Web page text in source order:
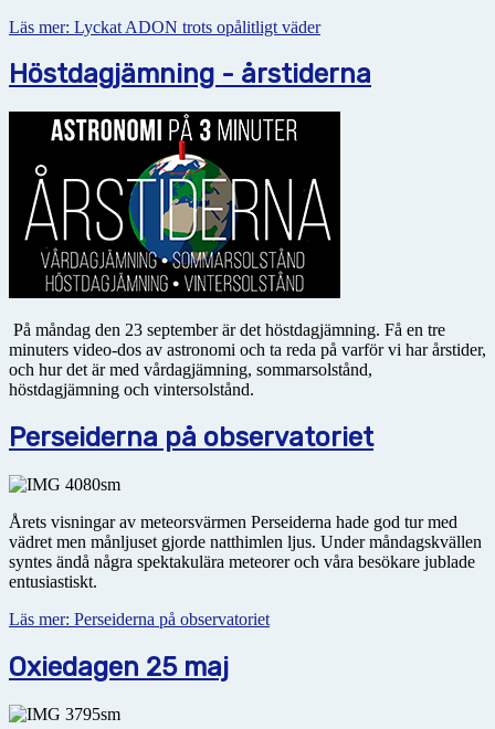
Läs mer: Lyckat ADON trots opålitligt väder
Höstdagjämning - årstiderna
På måndag den 23 september är det höstdagjämning. Få en tre
minuters video-dos av astronomi och ta reda på varför vi har årstider,
och hur det är med vårdagjämning, sommarsolstånd,
höstdagjämning och vintersolstånd.
Perseiderna på observatoriet
Årets visningar av meteorsvärmen Perseiderna hade god tur med
vädret men månljuset gjorde natthimlen ljus. Under måndagskvällen
syntes ändå några spektakulära meteorer och våra besökare jublade
entusiastiskt.
Läs mer: Perseiderna på observatoriet
Oxiedagen 25 maj